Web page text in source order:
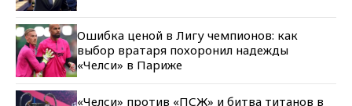
Ошибка ценой в Лигу чемпионов: как
выбор вратаря похоронил надежды
«Челси» в Париже
«Челси» против «ПСЖ» и битва титанов в